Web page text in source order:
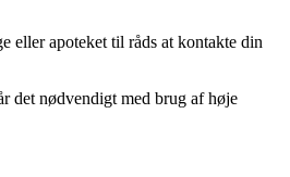
eller apoteket til råds at kontakte din
det nødvendigt med brug af høje